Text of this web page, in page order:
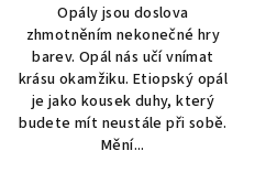
Opály jsou doslova
zhmotněním nekonečné hry
barev. Opál nás učí vnímat
krásu okamžiku. Etiopský opál
je jako kousek duhy, který
budete mít neustále při sobě.
Mění...